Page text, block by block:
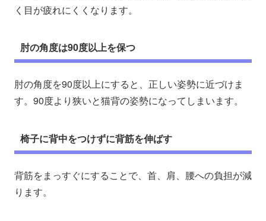
く目が疲れにくくなります。
肘の角度は90度以上を保つ
肘の角度を90度以上にすると、正しい姿勢に近づけま
す。90度より狭いと猫背の姿勢になってしまいます。
椅子に背中をつけずに背筋を伸ばす
背筋をまっすぐにすることで、首、肩、腰への負担が減
ります。